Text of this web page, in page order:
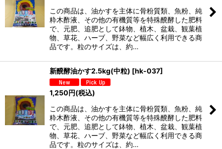
この商品は、油かすを主体に骨粉質類、魚粉、純
粋木酢液、その他の有機質等を特殊醗酵した肥料
で、元肥、追肥として鉢物、植木、盆栽、観葉植
物、草花、ハーブ、野菜など幅広く利用できる商
品です。粒のサイズは、約…
新醗酵油かす2.5kg(中粒) [hk-037]
1,250円(税込)
この商品は、油かすを主体に骨粉質類、魚粉、純
粋木酢液、その他の有機質等を特殊醗酵した肥料
で、元肥、追肥として鉢物、植木、盆栽、観葉植
物、草花、ハーブ、野菜など幅広く利用できる商
品です。粒のサイズは、約…